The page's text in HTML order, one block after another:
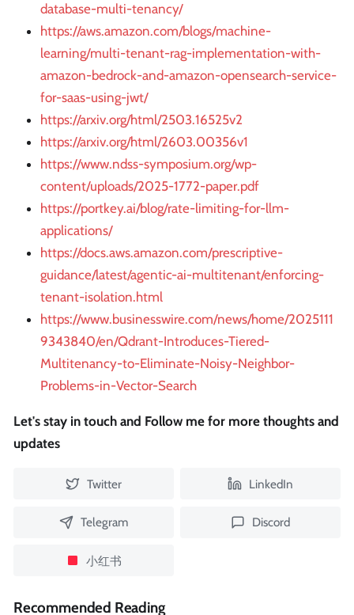
database-multi-tenancy/
https://aws.amazon.com/blogs/machine-
learning/multi-tenant-rag-implementation-with-
amazon-bedrock-and-amazon-opensearch-service-
for-saas-using-jwt/
https://arxiv.org/html/2503.16525v2
https://arxiv.org/html/2603.00356v1
https://www.ndss-symposium.org/wp-
content/uploads/2025-1772-paper.pdf
https://portkey.ai/blog/rate-limiting-for-llm-
applications/
https://docs.aws.amazon.com/prescriptive-
guidance/latest/agentic-ai-multitenant/enforcing-
tenant-isolation.html
https://www.businesswire.com/news/home/2025111
9343840/en/Qdrant-Introduces-Tiered-
Multitenancy-to-Eliminate-Noisy-Neighbor-
Problems-in-Vector-Search
Let's stay in touch and Follow me for more thoughts and
updates
Twitter LinkedIn
Telegram Discord
小红书
Recommended Reading